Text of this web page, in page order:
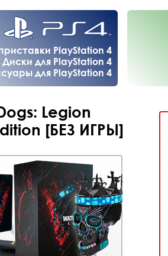
PlayStation 4
Диски для PlayStation 4
для PlayStation 4
Legion
[БЕЗ ИГРЫ]